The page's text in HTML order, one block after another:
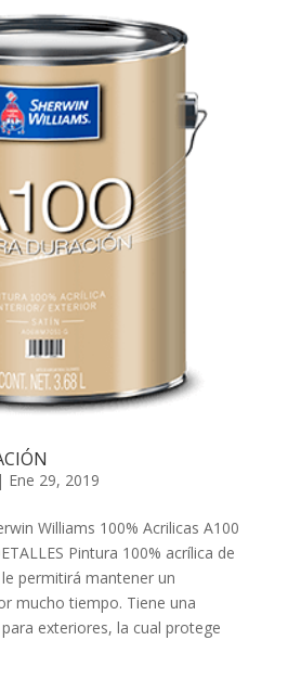
| Ene 29, 2019
Williams 100% Acrilicas A­100
Pintura 100% acrílica de
permitirá mantener un
mucho tiempo. Tiene una
exteriores, la cual protege